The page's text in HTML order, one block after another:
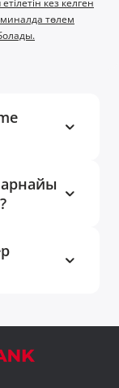
кез келген
төлем